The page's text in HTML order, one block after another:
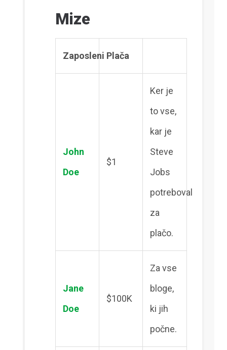
Mize
Zaposleni Plača
John
Doe
$1
Ker je
to vse,
kar je
Steve
Jobs
potreboval
za
plačo.
Jane
Doe
$100K
Za vse
bloge,
ki jih
počne.